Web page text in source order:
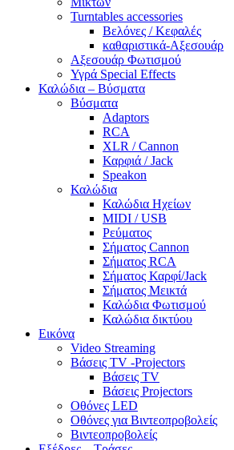
Turntables accessories
Βελόνες / Κεφαλές
καθαριστικά-Αξεσουάρ
Αξεσουάρ Φωτισμού
Υγρά Special Effects
Καλώδια – Βύσματα
Βύσματα
Adaptors
RCA
XLR / Cannon
Καρφιά / Jack
Speakon
Καλώδια
Καλώδια Ηχείων
MIDI / USB
Ρεύματος
Σήματος Cannon
Σήματος RCA
Σήματος Καρφί/Jack
Σήματος Μεικτά
Καλώδια Φωτισμού
Καλώδια δικτύου
Εικόνα
Video Streaming
Βάσεις TV -Projectors
Βάσεις TV
Βάσεις Projectors
Οθόνες LED
Οθόνες για Βιντεοπροβολείς
Βιντεοπροβολείς